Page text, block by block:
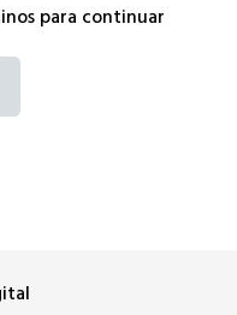
para continuar